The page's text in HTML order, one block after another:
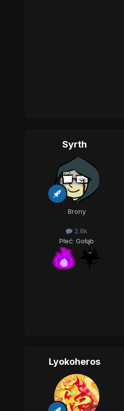
Syrth
Brony
2.8k
Płeć: Gołąb
Lyokoheros